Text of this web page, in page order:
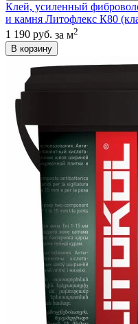
Клей, усиленный
и камня Литофлекс К80
1 190 руб. за м2
В корзину